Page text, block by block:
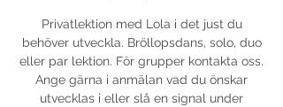
Privatlektion med Lola i det just du
behöver utveckla. Bröllopsdans, solo, duo
eller par lektion. För grupper kontakta oss.
Ange gärna i anmälan vad du önskar
utvecklas i eller slå en signal under